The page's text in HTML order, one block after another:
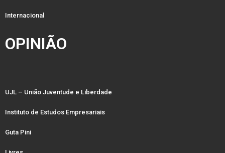
Internacional
OPINIÃO
UJL – União Juventude e Liberdade
Instituto de Estudos Empresariais
Guta Pini